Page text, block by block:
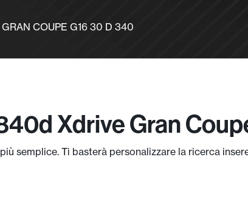
COUPE G16 30 D 340
Xdrive Gran
semplice. Ti basterà personalizzare la ricerca